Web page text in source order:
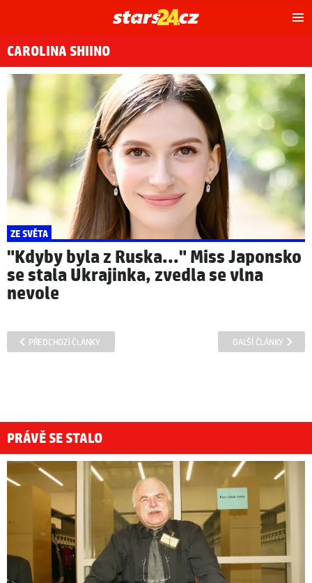
CAROLINA SHIINO
ZE SVĚTA
"Kdyby byla z Ruska..." Miss Japonsko
se stala Ukrajinka, zvedla se vlna
nevole
PŘEDCHOZÍ ČLÁNKY DALŠÍ ČLÁNKY
PRÁVĚ SE STALO